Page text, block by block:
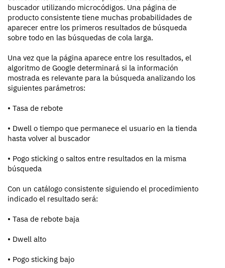
buscador utilizando microcódigos. Una página de
producto consistente tiene muchas probabilidades de
aparecer entre los primeros resultados de búsqueda
sobre todo en las búsquedas de cola larga.
Una vez que la página aparece entre los resultados, el
algoritmo de Google determinará si la información
mostrada es relevante para la búsqueda analizando los
siguientes parámetros:
• Tasa de rebote
• Dwell o tiempo que permanece el usuario en la tienda
hasta volver al buscador
• Pogo sticking o saltos entre resultados en la misma
búsqueda
Con un catálogo consistente siguiendo el procedimiento
indicado el resultado será:
• Tasa de rebote baja
• Dwell alto
• Pogo sticking bajo